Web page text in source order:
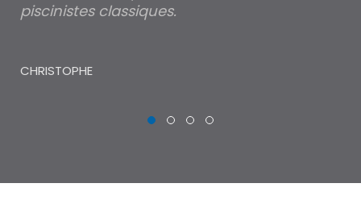
piscinistes classiques.
CHRISTOPHE